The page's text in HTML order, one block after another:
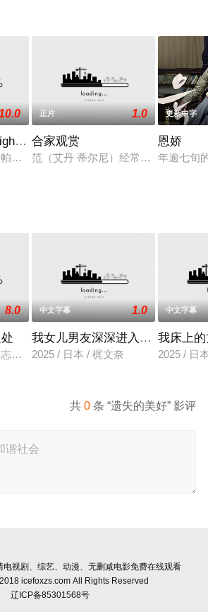
Is Falling
斯卡巴丝瑞PascaleBussiegrave;res饰）
正片 1.0
合家观赏
范（艾丹 蒂尔尼）经常访问他的祖
更新中字
恩娇
年逾七旬
8.0
美健
中文字幕 1.0
我女儿男友深深进入我的身体
2025 / 日本 / 梶文奈
中文字幕
我床上
2025 / 日
共0 条 “遗失的美好” 影评
电视剧、综艺、动漫、无删减电影免费在线观看
icefoxzs.com All Rights Reserved
辽ICP备85301568号